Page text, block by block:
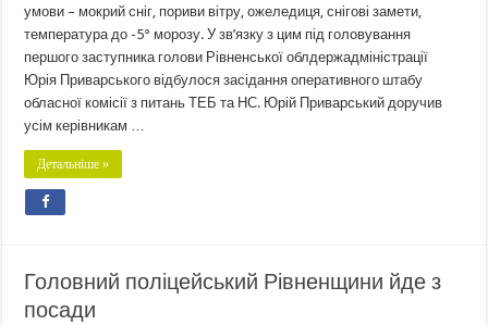
умови – мокрий сніг, пориви вітру, ожеледиця, снігові замети,
температура до -5° морозу. У зв’язку з цим під головування
першого заступника голови Рівненської облдержадміністрації
Юрія Приварського відбулося засідання оперативного штабу
обласної комісії з питань ТЕБ та НС. Юрій Приварський доручив
усім керівникам …
Детальніше »
Головний поліцейський Рівненщини йде з
посади